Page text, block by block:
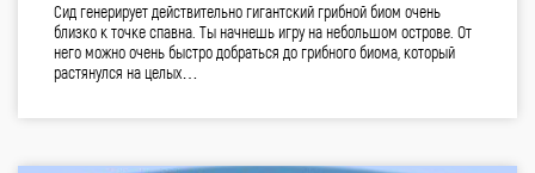
Сид генерирует действительно гигантский грибной биом очень
близко к точке спавна. Ты начнешь игру на небольшом острове. От
него можно очень быстро добраться до грибного биома, который
растянулся на целых…